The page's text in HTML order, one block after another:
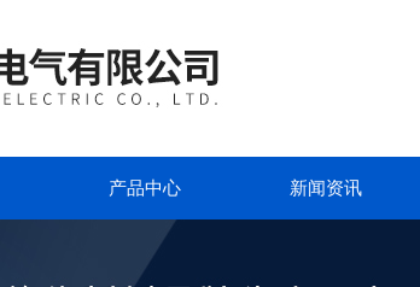
产品中心 新闻资讯